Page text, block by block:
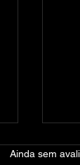
0 de 5
Ainda sem